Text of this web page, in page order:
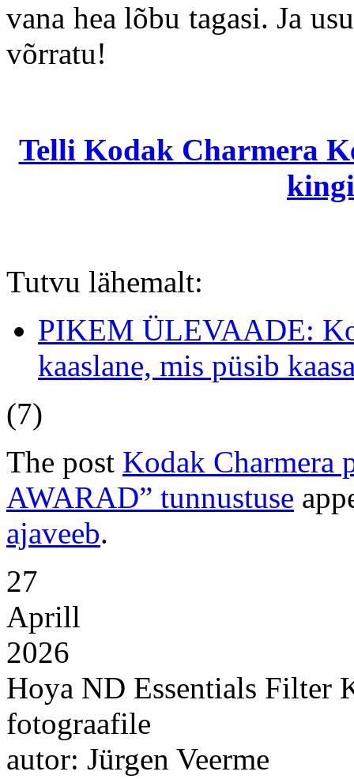
vana hea lõbu tagasi. Ja
võrratu!
Telli Kodak Charmera
kingi
Tutvu lähemalt:
PIKEM ÜLEVAADE:
kaaslane, mis püsib
(7)
The post Kodak Charmera
AWARAD” tunnustuse
ajaveeb.
27
Aprill
2026
Hoya ND Essentials Filter
fotograafile
autor: Jürgen Veerme